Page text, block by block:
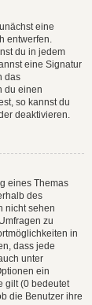
eine
entwerfen.
du in jedem
eine Signatur
das
du einen
so kannst du
deaktivieren.
eines Themas
des
nicht sehen
zu
in
dass jede
unter
ein
gilt (0 bedeutet
die Benutzer ihre